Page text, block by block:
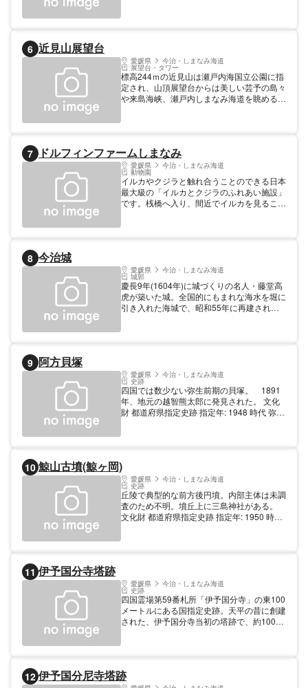
金】 無料
6 近見山展望台
愛媛県 今治・しまなみ海道
展望台・タワー
標高244ｍの近見山は瀬戸内海国立公園に指
定され、山頂展望台からは美しい芸予の島々
や来島海峡、瀬戸内しまなみ海道を眺めるこ
7 ドルフィンファームしまなみ
愛媛県 今治・しまなみ海道
動物園
イルカやクジラと触れ合うことのできる日本
最大級の「イルカとクジラのふれあい施設」
です。桟橋へ入り、間近でイルカを見ること
け 入場料(中学生以上） 子供: 400円 見る
だけ 入場料(4歳以上） 備考: 9000円 スイ
ムコース 所要時間60分（レクチャー20
分、体験40分）※平日は500円引（ただし
GW,8月は除きます）3/15～10/31
8 今治城
愛媛県 今治・しまなみ海道
城郭
慶長9年(1604年)に城づくりの名人・藤堂高
虎が築いた城。全国的にもまれな海水を堀に
引き入れた海城で、昭和55年に再建された5
た。 【料金】 大人: 520円 団体（20人以
上） 420円 大学生: 260円 団体（20人以
上） 210円 子供: 0円 高校生以下または18
歳未満 無料 その他: 420円 高齢者（65歳以
上）
9 阿方貝塚
愛媛県 今治・しまなみ海道
史跡
四国では数少ない弥生前期の貝塚。 1891
年、地元の越智熊太郎に発見された。 文化
財 都道府県指定史跡 指定年: 1948 時代 弥生
10 鯨山古墳(鯨ヶ岡)
愛媛県 今治・しまなみ海道
史跡
丘陵で典型的な前方後円墳。内部主体は未調
査のため不明。墳丘上に三島神社がある。
文化財 都道府県指定史跡 指定年: 1950 時代
11 伊予国分寺塔跡
愛媛県 今治・しまなみ海道
史跡
四国霊場第59番札所「伊予国分寺」の東100
メートルにある国指定史跡。天平の昔に創建
された、伊予国分寺当初の塔跡で、約100平
12 伊予国分尼寺塔跡